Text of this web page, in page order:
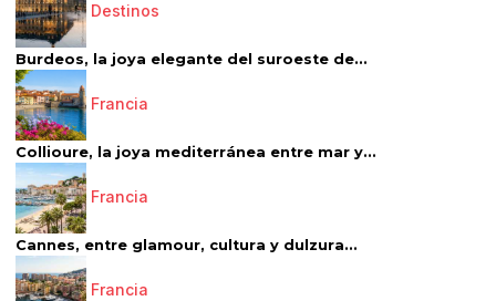
Destinos
Burdeos, la joya elegante del suroeste de...
Francia
Collioure, la joya mediterránea entre mar y...
Francia
Cannes, entre glamour, cultura y dulzura...
Francia